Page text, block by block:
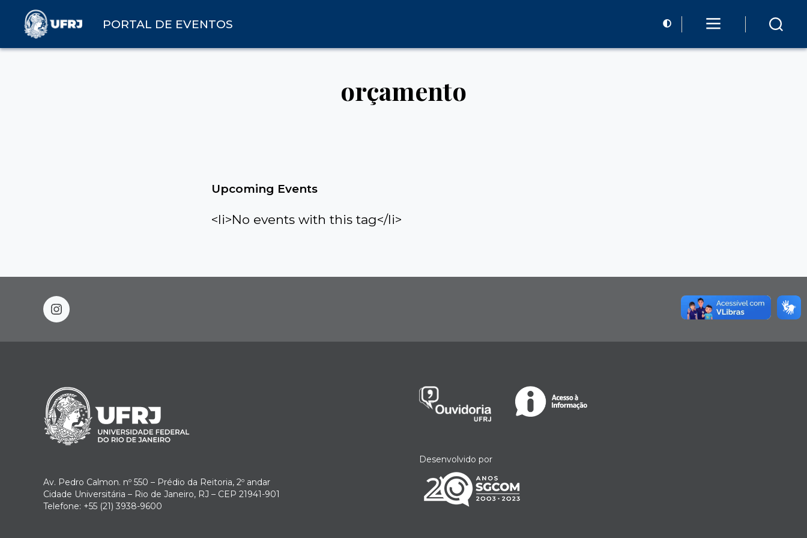
PORTAL DE EVENTOS
orçamento
Upcoming Events
<li>No events with this tag</li>
instagram
Av. Pedro Calmon. nº 550 – Prédio da Reitoria, 2º andar
Cidade Universitária – Rio de Janeiro, RJ – CEP 21941-901
Telefone: +55 (21) 3938-9600
Desenvolvido por